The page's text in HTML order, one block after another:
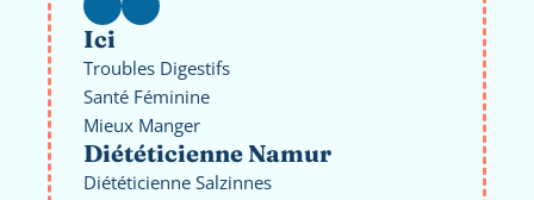
Ici
Troubles Digestifs
Santé Féminine
Mieux Manger
Diététicienne Namur
Diététicienne Salzinnes